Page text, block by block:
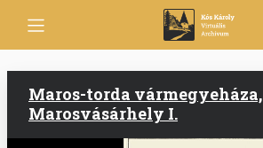
Maros-torda vármegyeháza,
Marosvásárhely I.